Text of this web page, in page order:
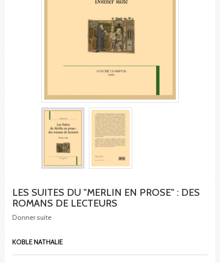
LES SUITES DU "MERLIN EN PROSE" : DES
ROMANS DE LECTEURS
Donner suite
KOBLE NATHALIE